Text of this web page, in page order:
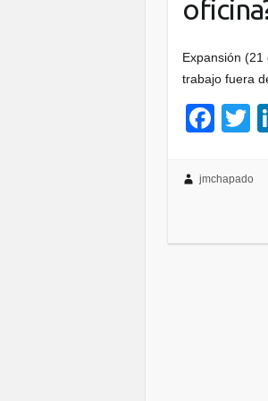
Expansión
trabajo fuera
F
c
T
tt
jmchapado